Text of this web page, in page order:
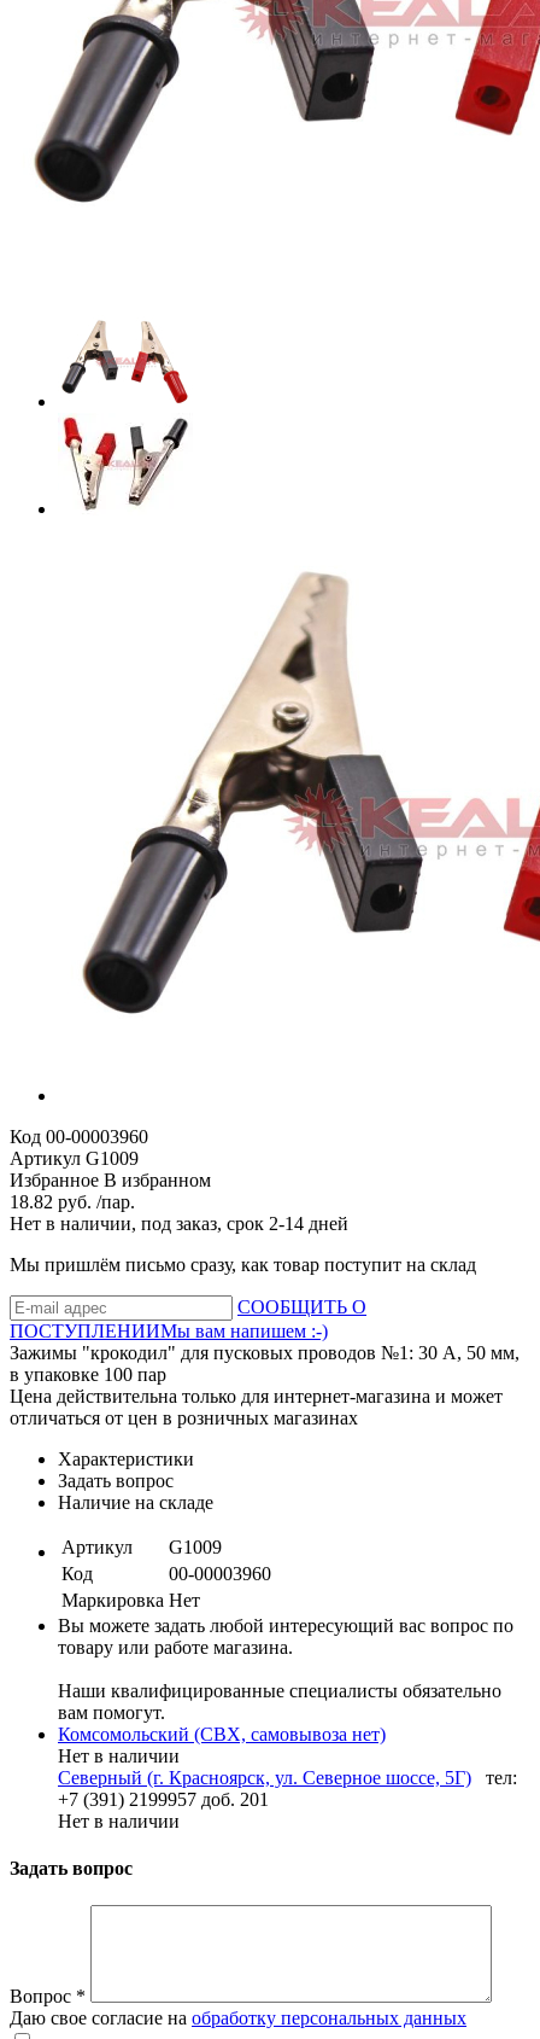
Код 00-00003960
Артикул G1009
Избранное В избранном
18.82 руб. /пар.
Нет в наличии, под заказ, срок 2-14 дней
Мы пришлём письмо сразу, как товар поступит на склад
СООБЩИТЬ О
ПОСТУПЛЕНИИМы вам напишем :-)
Зажимы "крокодил" для пусковых проводов №1: 30 А, 50 мм,
в упаковке 100 пар
Цена действительна только для интернет-магазина и может
отличаться от цен в розничных магазинах
Характеристики
Задать вопрос
Наличие на складе
Артикул
G1009
Код
00-00003960
Маркировка Нет
Вы можете задать любой интересующий вас вопрос по
товару или работе магазина.
Наши квалифицированные специалисты обязательно
вам помогут.
Комсомольский (СВХ, самовывоза нет)
Нет в наличии
Северный (г. Красноярск, ул. Северное шоссе, 5Г)
тел:
+7 (391) 2199957 доб. 201
Нет в наличии
Задать вопрос
Вопрос *
Даю свое согласие на обработку персональных данных